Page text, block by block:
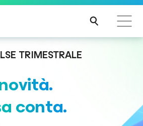
per i clienti interessati
TRIMESTRALE
conta.